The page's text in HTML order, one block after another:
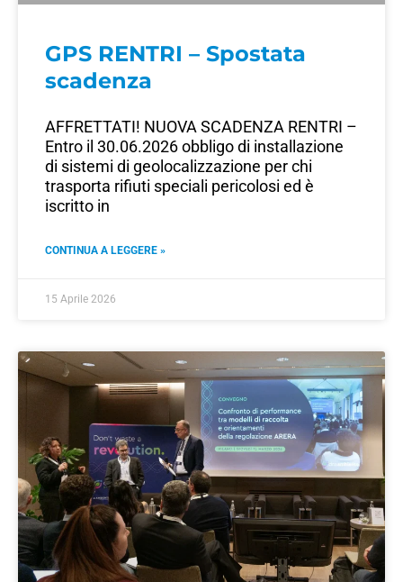
GPS RENTRI – Spostata
scadenza
AFFRETTATI! NUOVA SCADENZA RENTRI –
Entro il 30.06.2026 obbligo di installazione
di sistemi di geolocalizzazione per chi
trasporta rifiuti speciali pericolosi ed è
iscritto in
CONTINUA A LEGGERE »
15 Aprile 2026